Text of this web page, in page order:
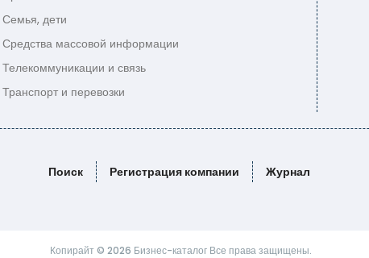
Семья, дети
Средства массовой информации
Телекоммуникации и связь
Транспорт и перевозки
Поиск Регистрация компании Журнал
Копирайт © 2026 Бизнес-каталог Все права защищены.